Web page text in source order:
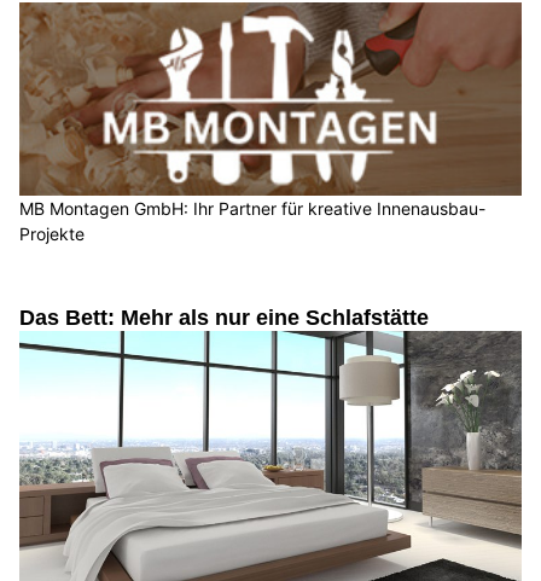
MB Montagen GmbH: Ihr Partner für kreative Innenausbau-
Projekte
Das Bett: Mehr als nur eine Schlafstätte